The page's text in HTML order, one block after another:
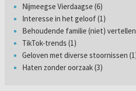
Nijmeegse Vierdaagse (6)
Interesse in het geloof (1)
Behoudende familie (niet)
TikTok-trends (1)
Geloven met diverse stoornissen
Haten zonder oorzaak (3)